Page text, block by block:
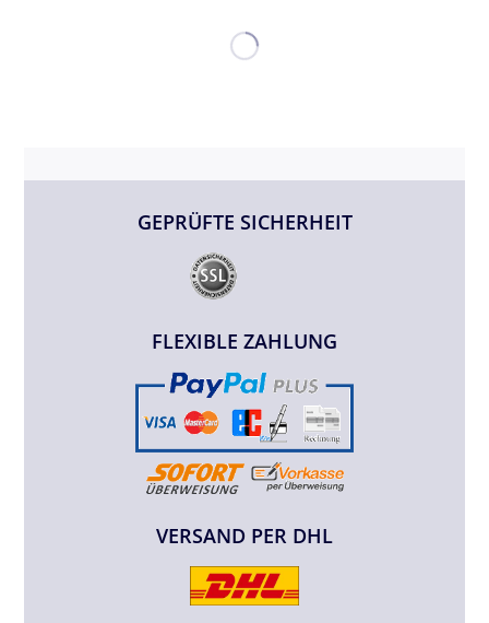
GEPRÜFTE SICHERHEIT
FLEXIBLE ZAHLUNG
VERSAND PER DHL